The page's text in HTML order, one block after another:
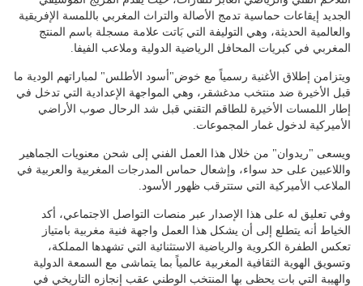
الجديد إيقاعات حماسية تدمج الأصالة والتراث المغربي باللمسة الإفريقية
والعالمية الحديثة، وهي التوليفة التي بَاتت علامة مسجلة باسم المنتج
المغربي في كبريات المحافل الرياضية الدولية وملاعب الفيفا.
ويتزامن إطلاق الأغنية رسمياً مع خوض"أسود الأطلس" لمباراتهم الودية ما
قبل الأخيرة ضد منتخب مدغشقر، وهي المواجهة الإعدادية التي تدخل في
إطار اللمسات الأخيرة للطاقم التقني قبل شد الرحال صوب الأراضي
الأميركية لدخول غمار المجموعات.
ويسعى "ريدوان" من خلال هذا العمل الفني إلى شحن معنويات الجماهير
واللاعبين على حد سواء، وإشعال حماس المدرجات المغربية والعربية في
الملاعب الأميركية التي ستترقب ظهور الأسود.
وفي تعليق له على هذا الإصدار عبر منصات التواصل الاجتماعي، أكد
الخياط أنه يتطلع إلى أن يشكل هذا العمل واجهة فنية مغربية بامتياز
تعكس الطفرة الكروية والرياضية الاستثنائية التي تشهدها المملكة،
وتسويق الهوية الثقافية المغربية عالمياً بما يتماشى مع السمعة الدولية
والهيبة التي بات يحظى بها المنتخب الوطني عقب إنجازه التاريخي في